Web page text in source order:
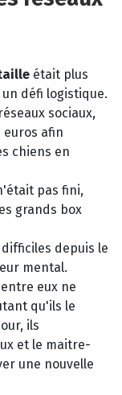
était plus
défi logistique.
sociaux,
euros afin
chiens en
pas fini,
grands box
depuis le
mental.
eux ne
qu'ils le
ils
et le maitre-
une nouvelle